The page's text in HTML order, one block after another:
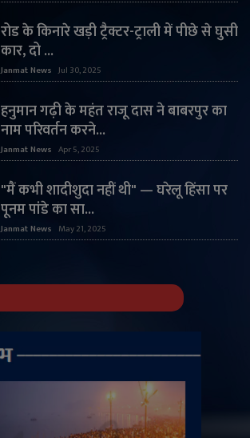
रोड के किनारे खड़ी ट्रैक्टर-ट्राली में पीछे से घुसी
कार, दो ...
Janmat News Jul 30, 2025
हनुमान गढ़ी के महंत राजू दास ने बाबरपुर का
नाम परिवर्तन करने...
Janmat News Apr 5, 2025
"मैं कभी शादीशुदा नहीं थी" — घरेलू हिंसा पर
पूनम पांडे का सा...
Janmat News May 21, 2025